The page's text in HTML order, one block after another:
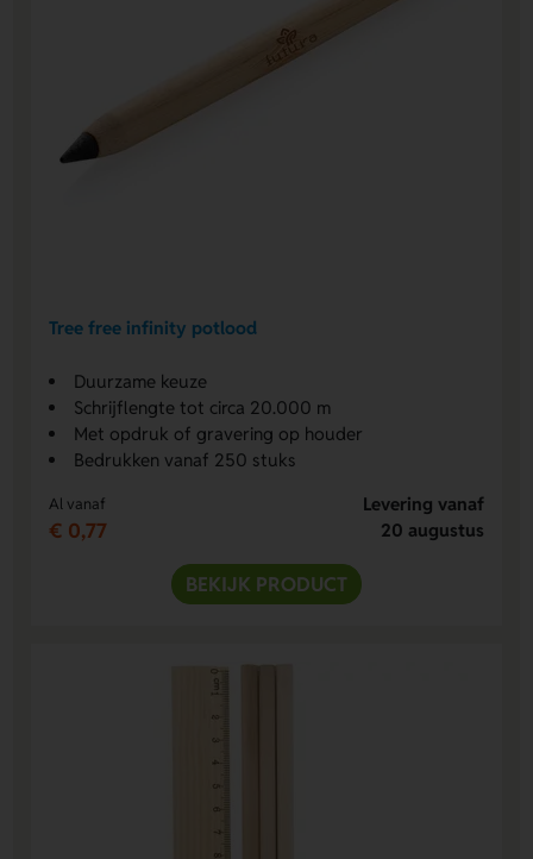
Tree free infinity potlood
Duurzame keuze
Schrijflengte tot circa 20.000 m
Met opdruk of gravering op houder
Bedrukken vanaf 250 stuks
Al vanaf
€ 0,77
Levering vanaf
20 augustus
BEKIJK PRODUCT